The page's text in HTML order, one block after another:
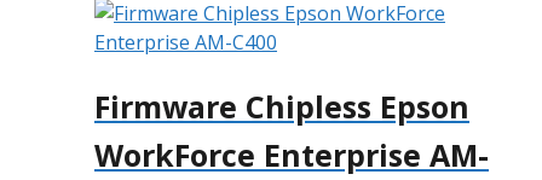
Firmware Chipless Epson
WorkForce Enterprise AM-